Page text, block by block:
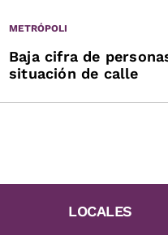
METRÓPOLI
Baja cifra de
situación de calle
LOCALES